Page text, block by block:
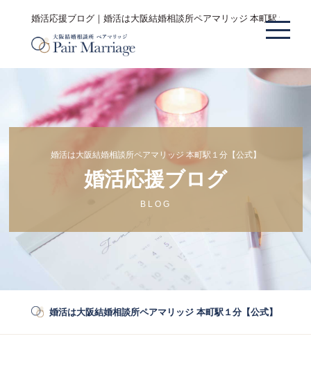
婚活応援ブログ｜婚活は大阪結婚相談所ペアマリッジ 本町駅１分【
婚活は大阪結婚相談所ペアマリッジ 本町駅１分【公式】
婚活応援ブログ
BLOG
婚活は大阪結婚相談所ペアマリッジ 本町駅１分【公式】